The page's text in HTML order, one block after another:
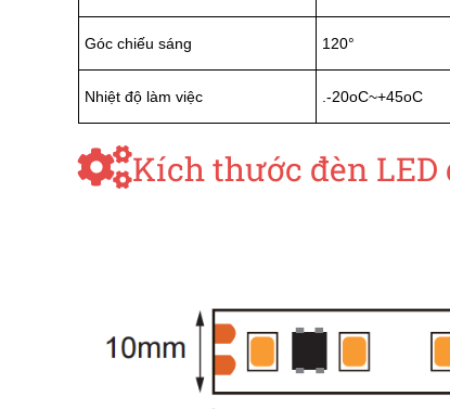
Góc chiếu sáng 120°
Nhiệt độ làm việc .-20oC~+45oC
Kích thước đèn LED